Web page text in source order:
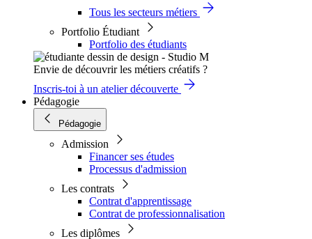
Tous les secteurs métiers
Portfolio Étudiant
Portfolio des étudiants
Envie de découvrir les métiers créatifs ?
Inscris-toi à un atelier découverte
Pédagogie
Pédagogie
Admission
Financer ses études
Processus d'admission
Les contrats
Contrat d'apprentissage
Contrat de professionnalisation
Les diplômes